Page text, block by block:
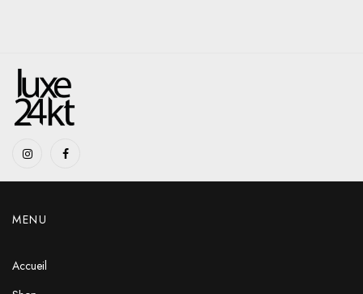
MENU
Accueil